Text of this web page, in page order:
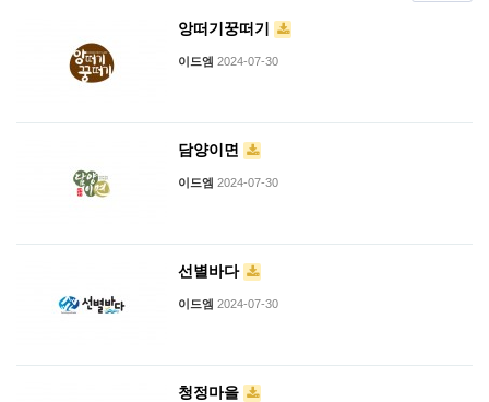
앙떠기꿍떠기
이드엠 2024-07-30
담양이면
이드엠 2024-07-30
선별바다
이드엠 2024-07-30
청정마을